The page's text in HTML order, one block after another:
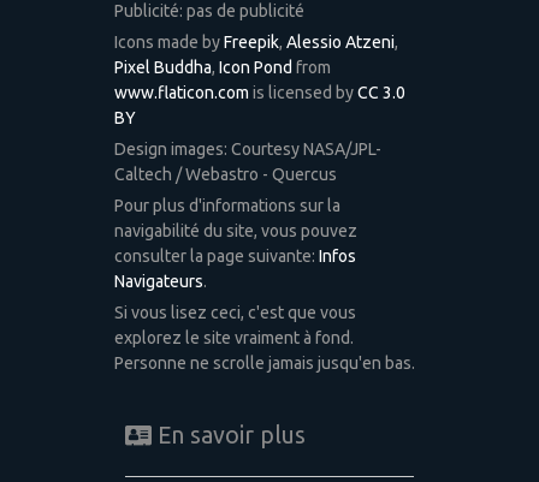
Publicité: pas de publicité
Icons made byFreepik, Alessio Atzeni,
Pixel Buddha, Icon Pond from
www.flaticon.com is licensed byCC 3.0
BY
Design images: Courtesy NASA/JPL-
Caltech / Webastro - Quercus
Pour plus d'informations sur la
navigabilité du site, vous pouvez
consulter la page suivante: Infos
Navigateurs.
Si vous lisez ceci, c'est que vous
explorez le site vraiment à fond.
Personne ne scrolle jamais jusqu'en bas.
En savoir plus